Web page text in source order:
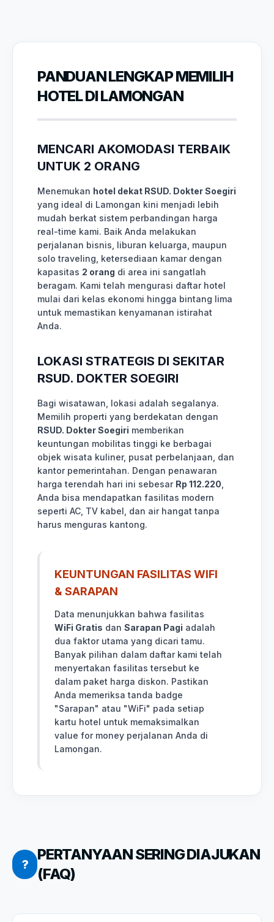
PANDUAN LENGKAP MEMILIH
HOTEL DI LAMONGAN
MENCARI AKOMODASI TERBAIK
UNTUK 2 ORANG
Menemukan hotel dekat RSUD. Dokter Soegiri
yang ideal di Lamongan kini menjadi lebih
mudah berkat sistem perbandingan harga
real-time kami. Baik Anda melakukan
perjalanan bisnis, liburan keluarga, maupun
solo traveling, ketersediaan kamar dengan
kapasitas 2 orang di area ini sangatlah
beragam. Kami telah mengurasi daftar hotel
mulai dari kelas ekonomi hingga bintang lima
untuk memastikan kenyamanan istirahat
Anda.
LOKASI STRATEGIS DI SEKITAR
RSUD. DOKTER SOEGIRI
Bagi wisatawan, lokasi adalah segalanya.
Memilih properti yang berdekatan dengan
RSUD. Dokter Soegiri memberikan
keuntungan mobilitas tinggi ke berbagai
objek wisata kuliner, pusat perbelanjaan, dan
kantor pemerintahan. Dengan penawaran
harga terendah hari ini sebesar Rp 112.220
Anda bisa mendapatkan fasilitas modern
seperti AC, TV kabel, dan air hangat tanpa
harus menguras kantong.
KEUNTUNGAN FASILITAS WIFI
& SARAPAN
Data menunjukkan bahwa fasilitas
WiFi Gratis dan Sarapan Pagi adalah
dua faktor utama yang dicari tamu.
Banyak pilihan dalam daftar kami telah
menyertakan fasilitas tersebut ke
dalam paket harga diskon. Pastikan
Anda memeriksa tanda badge
"Sarapan" atau "WiFi" pada setiap
kartu hotel untuk memaksimalkan
value for money perjalanan Anda di
Lamongan.
?
PERTANYAAN SERING DIAJUKAN
(FAQ)